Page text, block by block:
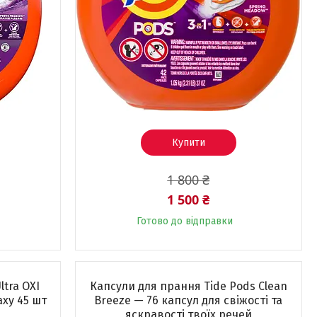
Купити
1 800 ₴
1 500 ₴
Готово до відправки
OXI
45 шт
Капсули для прання Tide Pods Clean
Breeze — 76 капсул для свіжості та